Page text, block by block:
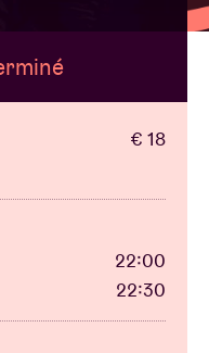
€ 18
22:00
22:30